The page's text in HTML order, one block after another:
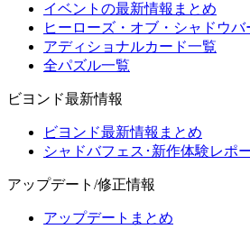
イベントの最新情報まとめ
ヒーローズ・オブ・シャドウ
アディショナルカード一覧
全パズル一覧
ビヨンド最新情報
ビヨンド最新情報まとめ
シャドバフェス･新作体験レポ
アップデート/修正情報
アップデートまとめ